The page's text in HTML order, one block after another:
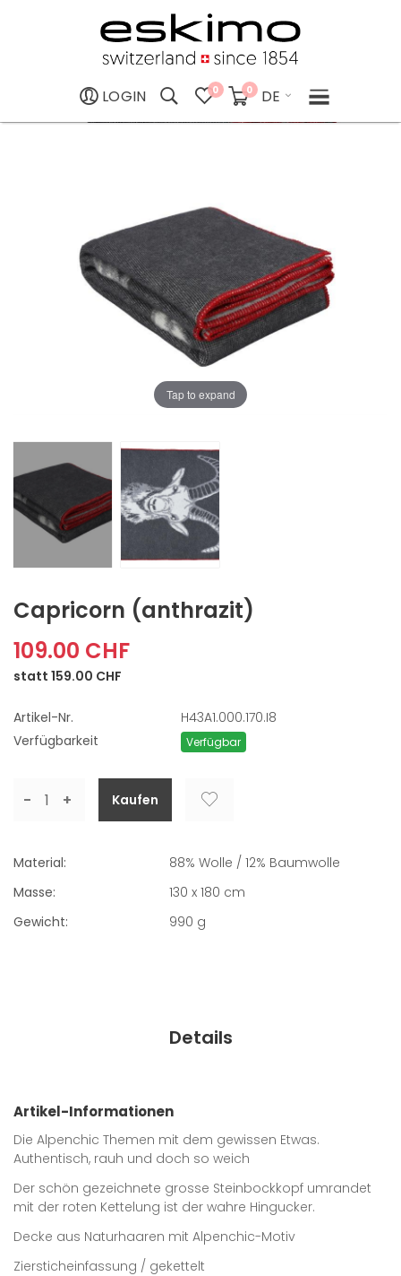
LOGIN 0 0 DE
Tap to expand
Capricorn (anthrazit)
109.00 CHF
statt 159.00 CHF
Artikel-Nr.
H43A1.000.170.I8
Verfügbarkeit
Verfügbar
- +
Material:
88% Wolle / 12% Baumwolle
Masse:
130 x 180 cm
Gewicht:
990 g
Details
Artikel-Informationen
Die Alpenchic Themen mit dem gewissen Etwas.
Authentisch, rauh und doch so weich
Der schön gezeichnete grosse Steinbockkopf umrandet
mit der roten Kettelung ist der wahre Hingucker.
Decke aus Naturhaaren mit Alpenchic-Motiv
Ziersticheinfassung / gekettelt